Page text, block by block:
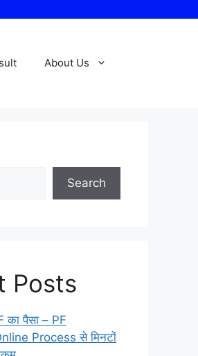
About Us
Search
Posts
का पैसा – PF
Process से मिनटों